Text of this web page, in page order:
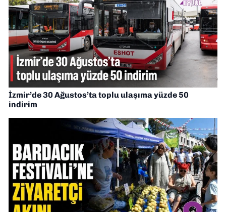
İzmir’de 30 Ağustos’ta toplu ulaşıma yüzde 50
indirim